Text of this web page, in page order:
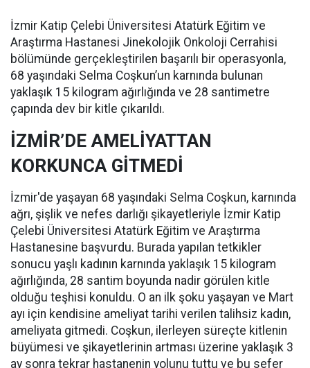
İzmir Katip Çelebi Üniversitesi Atatürk Eğitim ve
Araştırma Hastanesi Jinekolojik Onkoloji Cerrahisi
bölümünde gerçekleştirilen başarılı bir operasyonla,
68 yaşındaki Selma Coşkun’un karnında bulunan
yaklaşık 15 kilogram ağırlığında ve 28 santimetre
çapında dev bir kitle çıkarıldı.
İZMİR’DE AMELİYATTAN
KORKUNCA GİTMEDİ
İzmir'de yaşayan 68 yaşındaki Selma Coşkun, karnında
ağrı, şişlik ve nefes darlığı şikayetleriyle İzmir Katip
Çelebi Üniversitesi Atatürk Eğitim ve Araştırma
Hastanesine başvurdu. Burada yapılan tetkikler
sonucu yaşlı kadının karnında yaklaşık 15 kilogram
ağırlığında, 28 santim boyunda nadir görülen kitle
olduğu teşhisi konuldu. O an ilk şoku yaşayan ve Mart
ayı için kendisine ameliyat tarihi verilen talihsiz kadın,
ameliyata gitmedi. Coşkun, ilerleyen süreçte kitlenin
büyümesi ve şikayetlerinin artması üzerine yaklaşık 3
ay sonra tekrar hastanenin yolunu tuttu ve bu sefer